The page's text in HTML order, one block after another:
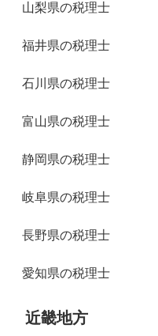
山梨県の税理士
福井県の税理士
石川県の税理士
富山県の税理士
静岡県の税理士
岐阜県の税理士
長野県の税理士
愛知県の税理士
近畿地方